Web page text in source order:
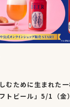
むために生まれた
トビール」5/1（金